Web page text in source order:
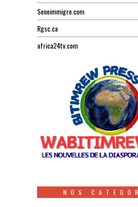
Seneimmigre.com
Rgsc.ca
africa24tv.com
NOS